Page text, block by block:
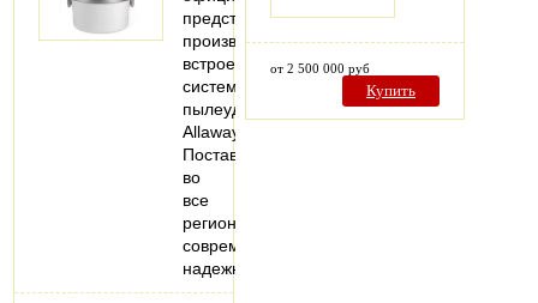
представителем
производителя
встроенных
систем
пылеудаления
Allaway.
Поставляем
во
все
регионы
современные,
надежные…
от 2 500 000 руб
Купить